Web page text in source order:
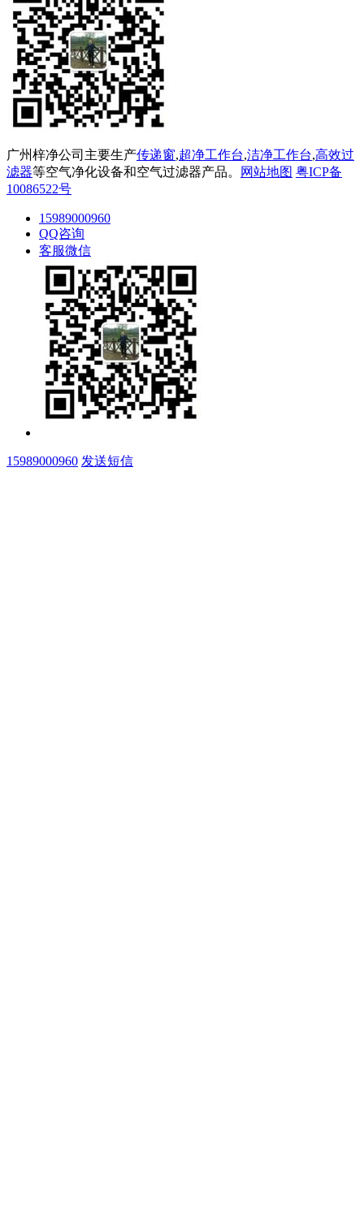
广州梓净公司主要生产传递窗,超净工作台,洁净工作台,高效过
滤器等空气净化设备和空气过滤器产品。 网站地图 粤ICP备
10086522号
15989000960
QQ咨询
客服微信
15989000960 发送短信